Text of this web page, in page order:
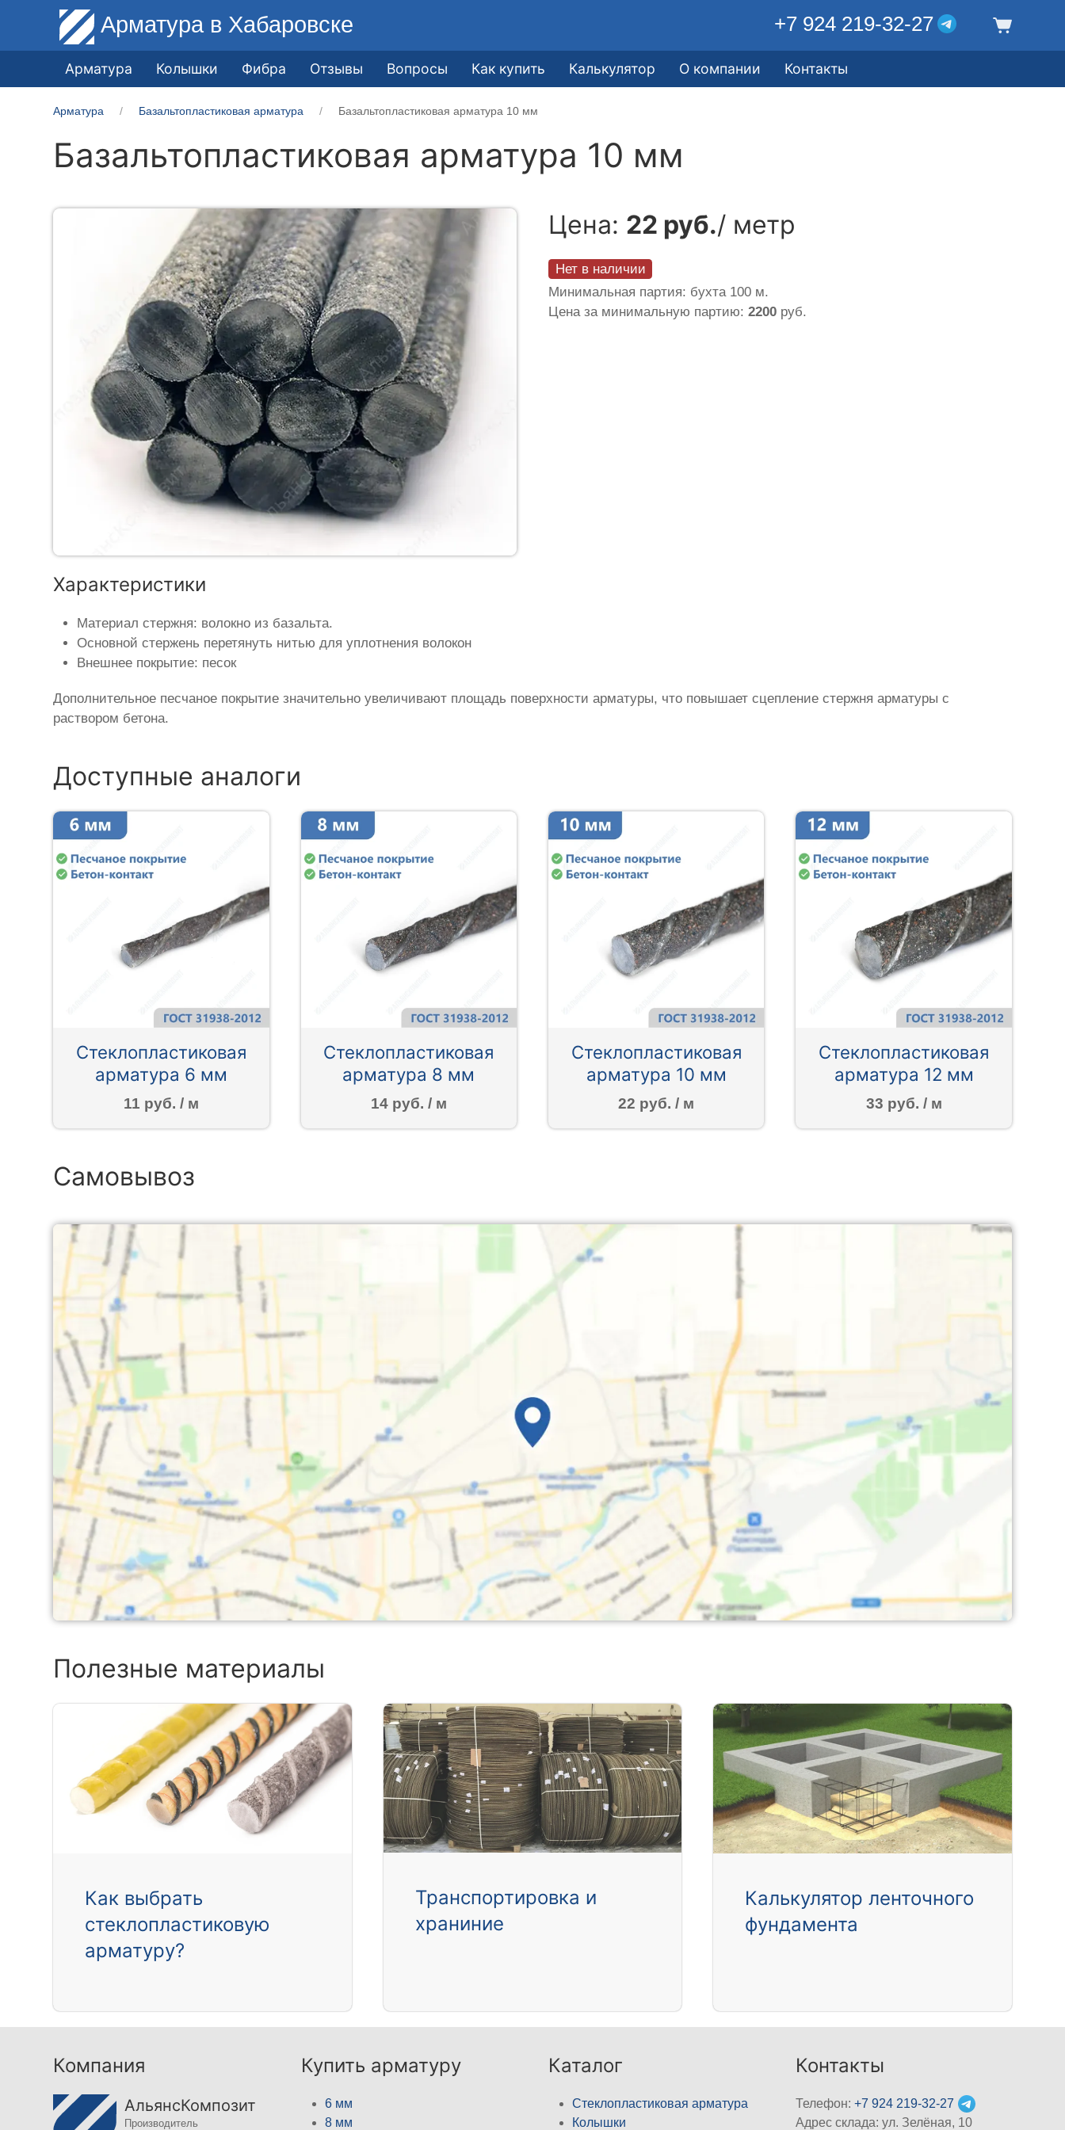
Арматура в Хабаровске +7 924 219-32-27
Арматура Колышки Фибра Отзывы Вопросы Как купить Калькулятор О компании Контакты
Арматура Базальтопластиковая арматура Базальтопластиковая арматура 10 мм
Базальтопластиковая арматура 10 мм
Цена: 22 руб./ метр
Нет в наличии
Минимальная партия: бухта 100 м.
Цена за минимальную партию: 2200 руб.
Характеристики
Материал стержня: волокно из базальта.
Основной стержень перетянуть нитью для уплотнения волокон
Внешнее покрытие: песок
Дополнительное песчаное покрытие значительно увеличивают площадь поверхности арматуры, что повышает сцепление стержня арматуры с
раствором бетона.
Доступные аналоги
Стеклопластиковая
арматура 6 мм
11 руб. / м
Стеклопластиковая
арматура 8 мм
14 руб. / м
Стеклопластиковая
арматура 10 мм
22 руб. / м
Стеклопластиковая
арматура 12 мм
33 руб. / м
Самовывоз
Полезные материалы
Как выбрать
стеклопластиковую
арматуру?
Транспортировка и
храниние
Калькулятор ленточного
фундамента
Компания
АльянсКомпозит
Производитель
Купить арматуру
6 мм
8 мм
Каталог
Стеклопластиковая арматура
Колышки
Контакты
Телефон:+7 924 219-32-27
Адрес склада: ул. Зелёная, 10